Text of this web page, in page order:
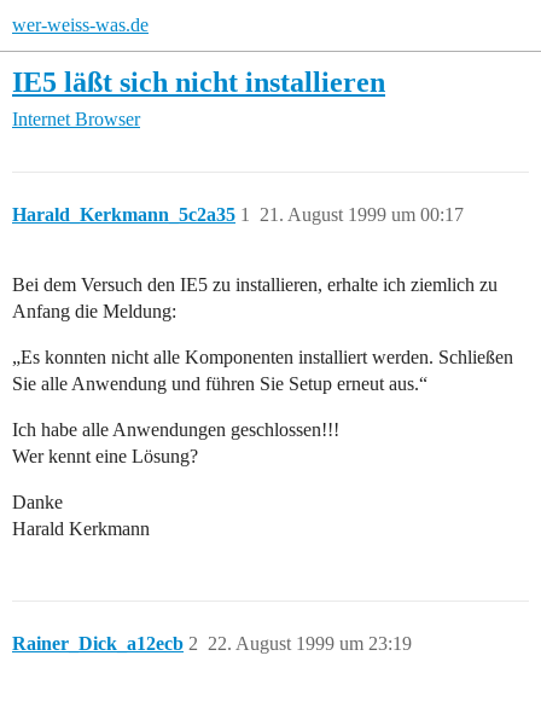
wer-weiss-was.de
IE5 läßt sich nicht installieren
Internet Browser
Harald_Kerkmann_5c2a35 21. August 1999 um 00:17
1
Bei dem Versuch den IE5 zu installieren, erhalte ich ziemlich zu
Anfang die Meldung:
„Es konnten nicht alle Komponenten installiert werden. Schließen
Sie alle Anwendung und führen Sie Setup erneut aus.“
Ich habe alle Anwendungen geschlossen!!!
Wer kennt eine Lösung?
Danke
Harald Kerkmann
Rainer_Dick_a12ecb 22. August 1999 um 23:19
2